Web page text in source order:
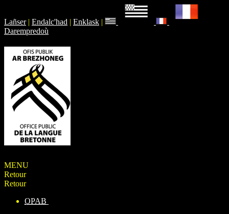
Lañser | Endalc'had | Enklask |
Darempredoù
MENU
Retour
Retour
OPAB